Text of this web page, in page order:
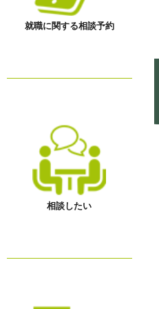
就職に関する相談予約
相談したい